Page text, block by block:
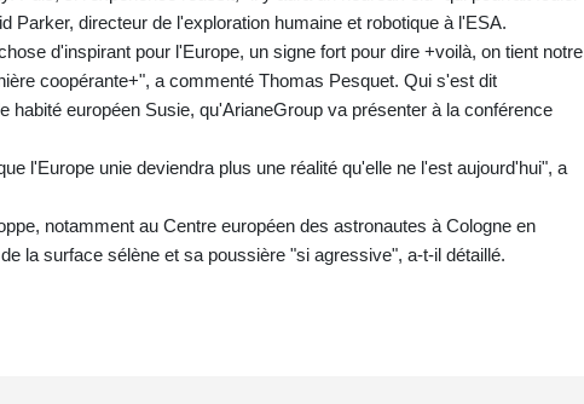
Parker, directeur de l'exploration humaine et robotique à l'ESA.
d'inspirant pour l'Europe, un signe fort pour dire +voilà, on tient notre
coopérante+", a commenté Thomas Pesquet. Qui s'est dit
habité européen Susie, qu'ArianeGroup va présenter à la conférence
l'Europe unie deviendra plus une réalité qu'elle ne l'est aujourd'hui", a
notamment au Centre européen des astronautes à Cologne en
la surface sélène et sa poussière "si agressive", a-t-il détaillé.